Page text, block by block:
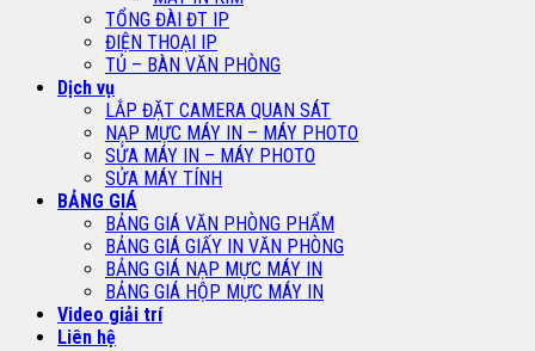
TỔNG ĐÀI ĐT IP
ĐIỆN THOẠI IP
TỦ – BÀN VĂN PHÒNG
Dịch vụ
LẮP ĐẶT CAMERA QUAN SÁT
NẠP MỰC MÁY IN – MÁY PHOTO
SỬA MÁY IN – MÁY PHOTO
SỬA MÁY TÍNH
BẢNG GIÁ
BẢNG GIÁ VĂN PHÒNG PHẨM
BẢNG GIÁ GIẤY IN VĂN PHÒNG
BẢNG GIÁ NẠP MỰC MÁY IN
BẢNG GIÁ HỘP MỰC MÁY IN
Video giải trí
Liên hệ